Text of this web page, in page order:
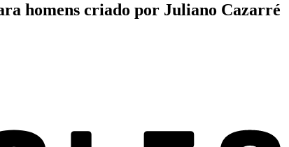
homens criado por Juliano Cazarré